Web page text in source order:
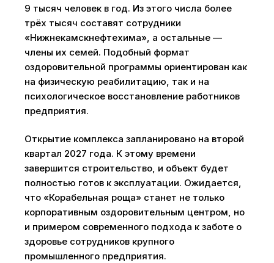
9 тысяч человек в год. Из этого числа более
трёх тысяч составят сотрудники
«Нижнекамскнефтехима», а остальные —
члены их семей. Подобный формат
оздоровительной программы ориентирован как
на физическую реабилитацию, так и на
психологическое восстановление работников
предприятия.
Открытие комплекса запланировано на второй
квартал 2027 года. К этому времени
завершится строительство, и объект будет
полностью готов к эксплуатации. Ожидается,
что «Корабельная роща» станет не только
корпоративным оздоровительным центром, но
и примером современного подхода к заботе о
здоровье сотрудников крупного
промышленного предприятия.